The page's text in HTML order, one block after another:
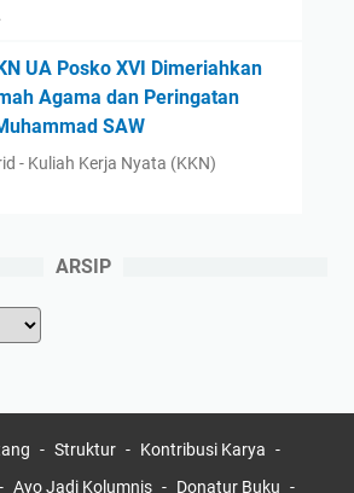
UA Posko XVI Dimeriahkan
Agama dan Peringatan
SAW
- Kuliah Kerja Nyata (KKN)
ARSIP
Struktur
Kontribusi Karya
Ayo Jadi Kolumnis Donatur Buku